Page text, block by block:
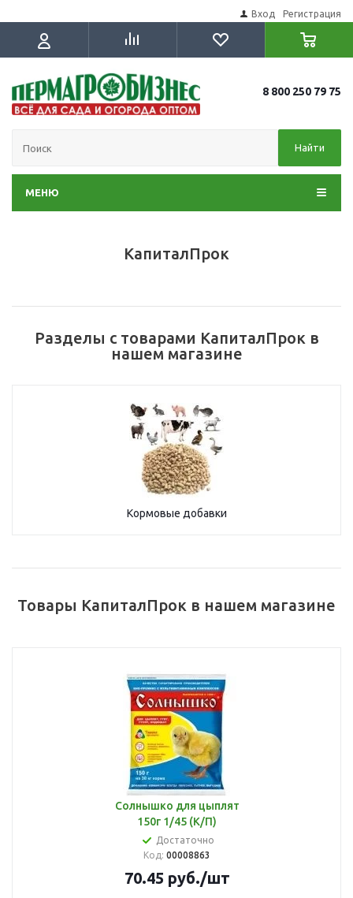
Вход Регистрация
8 800 250 79 75
Найти
МЕНЮ
КапиталПрок
Разделы с товарами КапиталПрок в
нашем магазине
Кормовые добавки
Товары КапиталПрок в нашем магазине
Солнышко для цыплят
150г 1/45 (К/П)
Достаточно
Код: 00008863
70.45 руб./шт